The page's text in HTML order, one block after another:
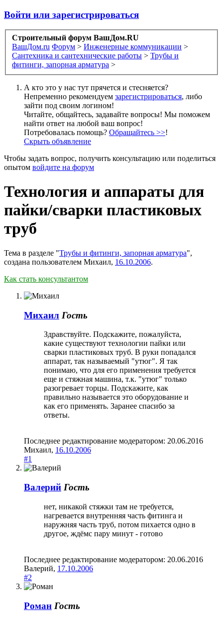
Войти или зарегистрироваться
Строительный форум ВашДом.RU
ВашДом.ru Форум > Инженерные коммуникации >
Сантехника и сантехнические работы > Трубы и
фитинги, запорная арматура >
А кто это у нас тут прячется и стесняется?
Непременно рекомендуем зарегистрироваться, либо
зайти под своим логином!
Читайте, общайтесь, задавайте вопросы! Мы поможем
найти ответ на любой ваш вопрос!
Потребовалась помощь? Обращайтесь >>!
Скрыть объявление
Чтобы задать вопрос, получить консультацию или поделиться
опытом войдите на форум
Технология и аппараты для
пайки/сварки пластиковых
труб
Тема в разделе "Трубы и фитинги, запорная арматура",
создана пользователем Михаил, 16.10.2006.
Как стать консультантом
Михаил Гость
Здравствуйте. Подскажите, пожалуйста,
какие существуют технологии пайки или
сварки пластиковых труб. В руки попадался
аппарат, так называемый "утюг". Я так
понимаю, что для его применения требуется
еще и стяжная машина, т.к. "утюг" только
разогревает торцы. Подскажите, как
правильно называется это оборудование и
как его применять. Заранее спасибо за
ответы.
Последнее редактирование модератором: 20.06.2016
Михаил, 16.10.2006
#1
Валерий Гость
нет, никакой стяжки там не требуется,
нагревается внутренняя часть фитинга и
наружняя часть труб, потом пихается одно в
другое, ждёмс пару минут - готово
Последнее редактирование модератором: 20.06.2016
Валерий, 17.10.2006
#2
Роман Гость